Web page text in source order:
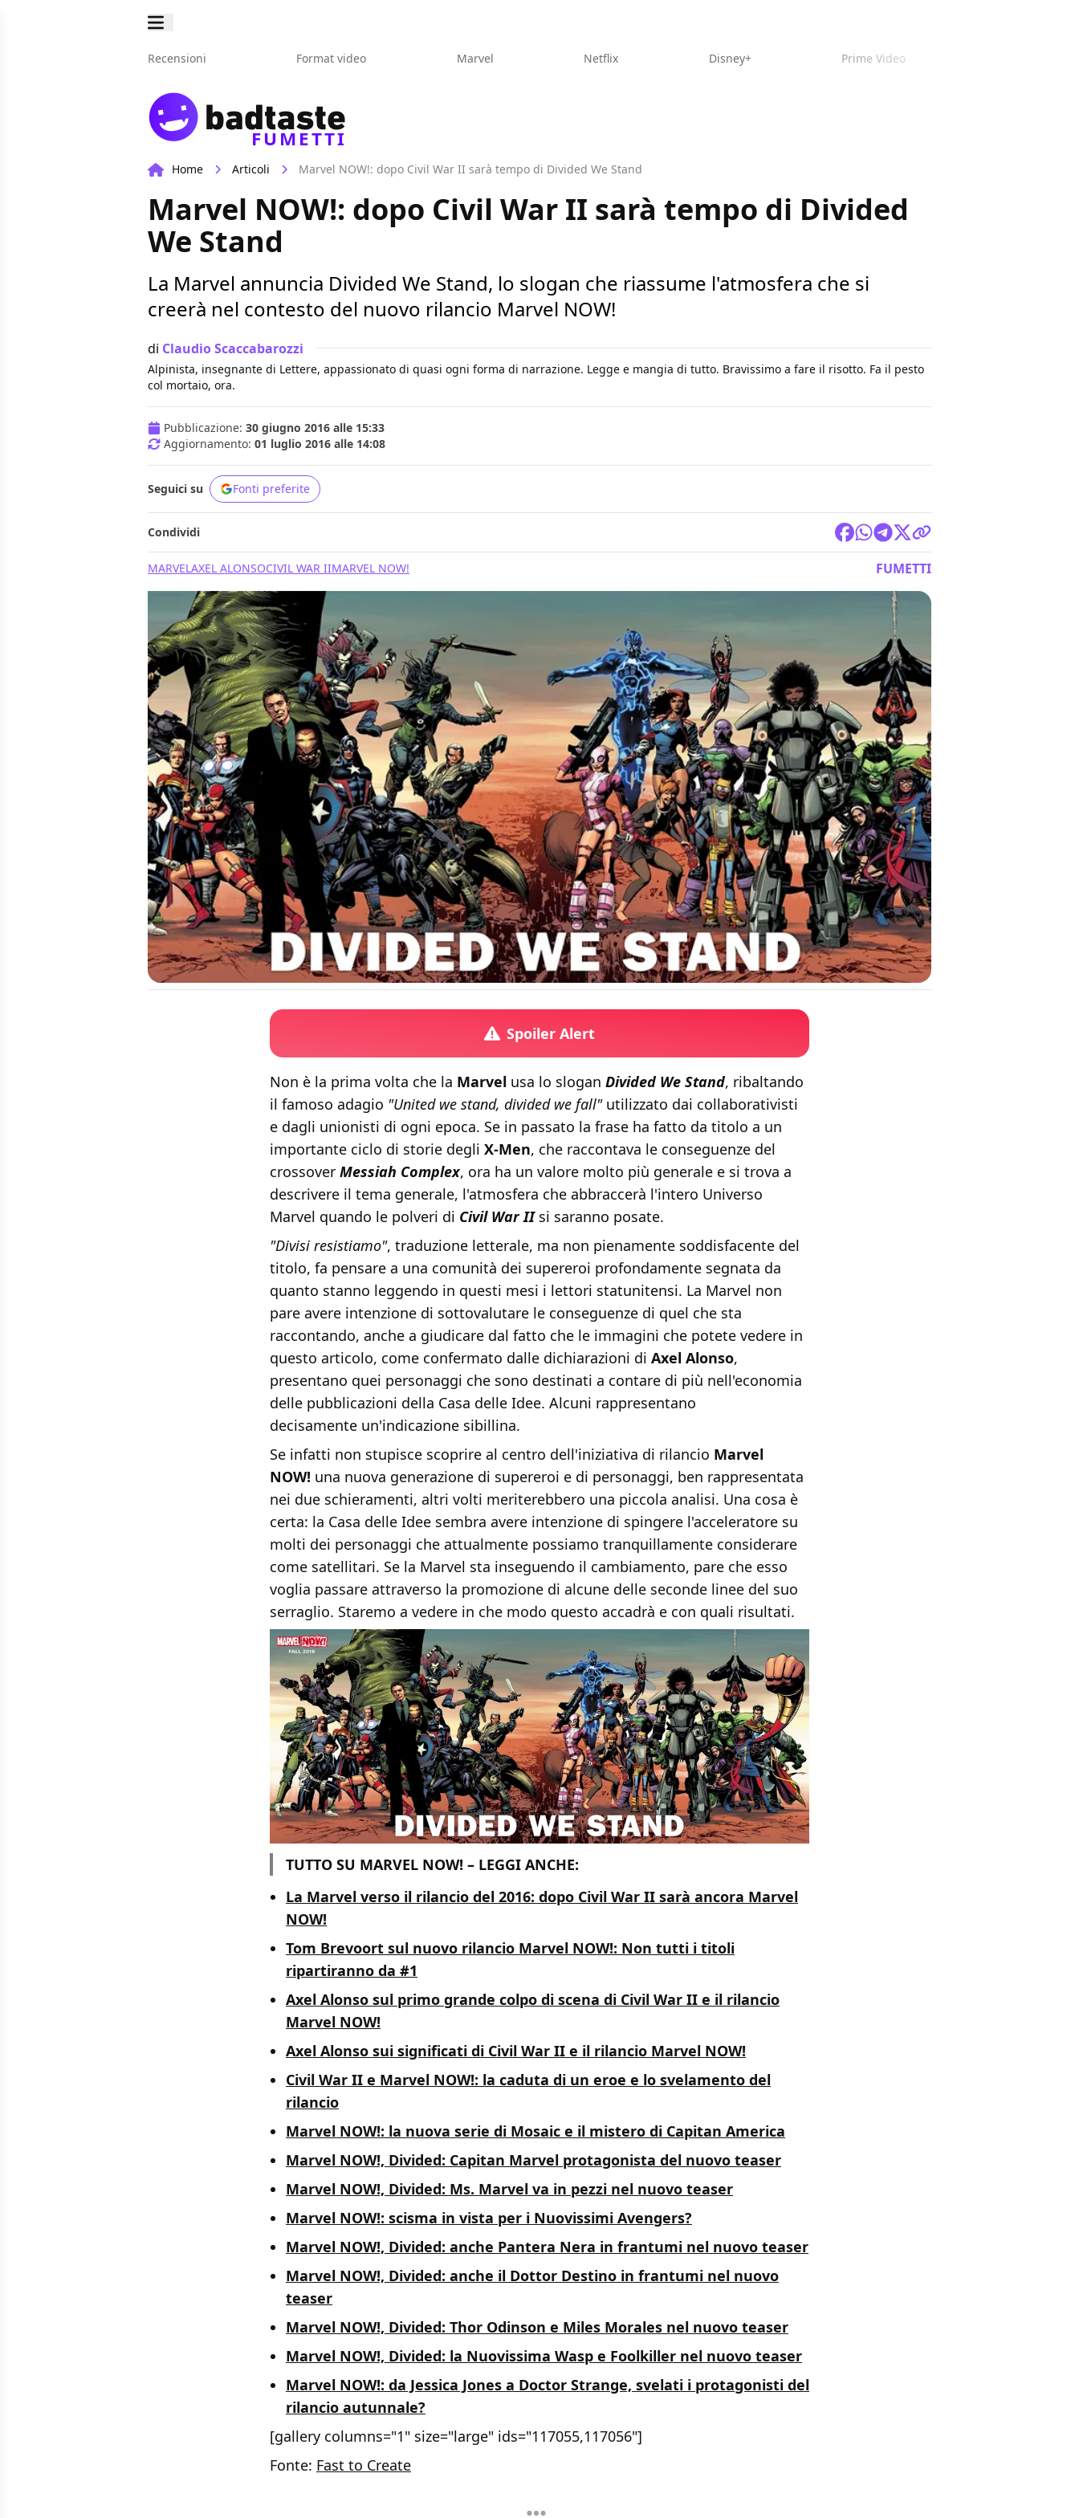
Recensioni Format video Marvel Netflix Disney+ Prime Video
FUMETTI
Home Articoli Marvel NOW!: dopo Civil War II sarà tempo di Divided We Stand
Marvel NOW!: dopo Civil War II sarà tempo di Divided
We Stand
La Marvel annuncia Divided We Stand, lo slogan che riassume l'atmosfera che si
creerà nel contesto del nuovo rilancio Marvel NOW!
di Claudio Scaccabarozzi
Alpinista, insegnante di Lettere, appassionato di quasi ogni forma di narrazione. Legge e mangia di tutto. Bravissimo a fare il risotto. Fa il pesto
col mortaio, ora.
Pubblicazione: 30 giugno 2016 alle 15:33
Aggiornamento: 01 luglio 2016 alle 14:08
Seguici su Fonti preferite
Condividi
MARVELAXEL ALONSOCIVIL WAR IIMARVEL NOW! FUMETTI
Spoiler Alert
Non è la prima volta che la Marvel usa lo slogan Divided We Stand, ribaltando
il famoso adagio "United we stand, divided we fall"utilizzato dai collaborativisti
e dagli unionisti di ogni epoca. Se in passato la frase ha fatto da titolo a un
importante ciclo di storie degli X-Men, che raccontava le conseguenze del
crossover Messiah Complex, ora ha un valore molto più generale e si trova a
descrivere il tema generale, l'atmosfera che abbraccerà l'intero Universo
Marvel quando le polveri di Civil War IIsi saranno posate.
"Divisi resistiamo", traduzione letterale, ma non pienamente soddisfacente del
titolo, fa pensare a una comunità dei supereroi profondamente segnata da
quanto stanno leggendo in questi mesi i lettori statunitensi. La Marvel non
pare avere intenzione di sottovalutare le conseguenze di quel che sta
raccontando, anche a giudicare dal fatto che le immagini che potete vedere in
questo articolo, come confermato dalle dichiarazioni di Axel Alonso,
presentano quei personaggi che sono destinati a contare di più nell'economia
delle pubblicazioni della Casa delle Idee. Alcuni rappresentano
decisamente un'indicazione sibillina.
Se infatti non stupisce scoprire al centro dell'iniziativa di rilancio Marvel
NOW! una nuova generazione di supereroi e di personaggi, ben rappresentata
nei due schieramenti, altri volti meriterebbero una piccola analisi. Una cosa è
certa: la Casa delle Idee sembra avere intenzione di spingere l'acceleratore su
molti dei personaggi che attualmente possiamo tranquillamente considerare
come satellitari. Se la Marvel sta inseguendo il cambiamento, pare che esso
voglia passare attraverso la promozione di alcune delle seconde linee del suo
serraglio. Staremo a vedere in che modo questo accadrà e con quali risultati.
TUTTO SU MARVEL NOW! – LEGGI ANCHE:
La Marvel verso il rilancio del 2016: dopo Civil War II sarà ancora Marvel
NOW!
Tom Brevoort sul nuovo rilancio Marvel NOW!: Non tutti i titoli
ripartiranno da #1
Axel Alonso sul primo grande colpo di scena di Civil War II e il rilancio
Marvel NOW!
Axel Alonso sui significati di Civil War II e il rilancio Marvel NOW!
Civil War II e Marvel NOW!: la caduta di un eroe e lo svelamento del
rilancio
Marvel NOW!: la nuova serie di Mosaic e il mistero di Capitan America
Marvel NOW!, Divided: Capitan Marvel protagonista del nuovo teaser
Marvel NOW!, Divided: Ms. Marvel va in pezzi nel nuovo teaser
Marvel NOW!: scisma in vista per i Nuovissimi Avengers?
Marvel NOW!, Divided: anche Pantera Nera in frantumi nel nuovo teaser
Marvel NOW!, Divided: anche il Dottor Destino in frantumi nel nuovo
teaser
Marvel NOW!, Divided: Thor Odinson e Miles Morales nel nuovo teaser
Marvel NOW!, Divided: la Nuovissima Wasp e Foolkiller nel nuovo teaser
Marvel NOW!: da Jessica Jones a Doctor Strange, svelati i protagonisti del
rilancio autunnale?
[gallery columns="1" size="large" ids="117055,117056"]
Fonte: Fast to Create